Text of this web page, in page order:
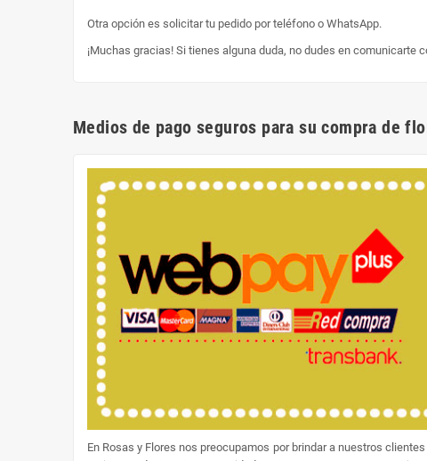
Otra opción es solicitar tu pedido por teléfono o WhatsApp.
¡Muchas gracias! Si tienes alguna duda, no dudes en comunicarte
Medios de pago seguros para su compra de
En Rosas y Flores nos preocupamos por brindar a nuestros